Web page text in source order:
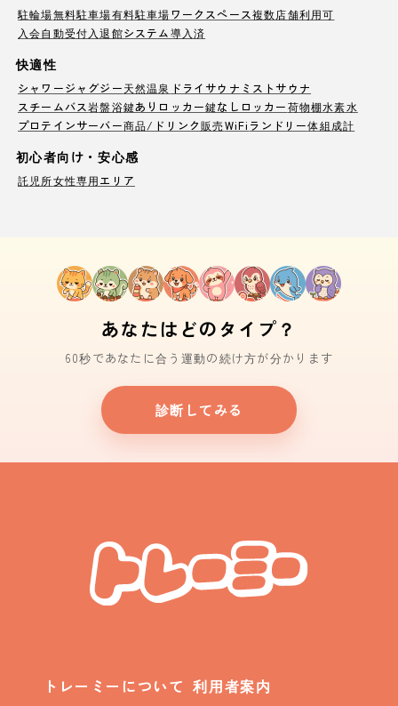
駐輪場無料駐車場有料駐車場ワークスペース複数店舗利用可
入会自動受付 入退館システム導入済
快適性
シャワージャグジー天然温泉 ドライサウナ ミストサウナ
スチームバス岩盤浴鍵ありロッカー鍵なしロッカー荷物棚水素水
プロテインサーバー商品/ドリンク販売WiFi ランドリー体組成計
初心者向け・安心感
託児所女性専用エリア
あなたはどのタイプ？
60秒であなたに合う運動の続け方が分かります
診断してみる
トレーミーについて 利用者案内